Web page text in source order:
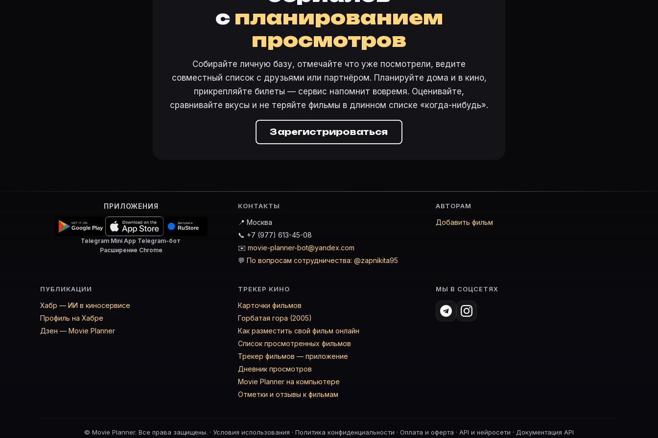
с планированием
просмотров
Собирайте личную базу, отмечайте что уже посмотрели, ведите
совместный список с друзьями или партнёром. Планируйте дома и в кино,
прикрепляйте билеты — сервис напомнит вовремя. Оценивайте,
сравнивайте вкусы и не теряйте фильмы в длинном списке «когда-нибудь».
Зарегистрироваться
ПРИЛОЖЕНИЯ
Telegram Mini App·Telegram-бот·
Расширение Chrome
КОНТАКТЫ
📍 Москва
📞 +7 (977) 613-45-08
✉️ movie-planner-bot@yandex.com
💬 По вопросам сотрудничества: @zapnikita95
АВТОРАМ
Добавить фильм
ПУБЛИКАЦИИ
Хабр — ИИ в киносервисе
Профиль на Хабре
Дзен — Movie Planner
ТРЕКЕР КИНО
Карточки фильмов
Горбатая гора (2005)
Как разместить свой фильм онлайн
Список просмотренных фильмов
Трекер фильмов — приложение
Дневник просмотров
Movie Planner на компьютере
Отметки и отзывы к фильмам
МЫ В СОЦСЕТЯХ
© Movie Planner. Все права защищены. · Условия использования · Политика конфиденциальности · Оплата и оферта · API и нейросети · Документация API